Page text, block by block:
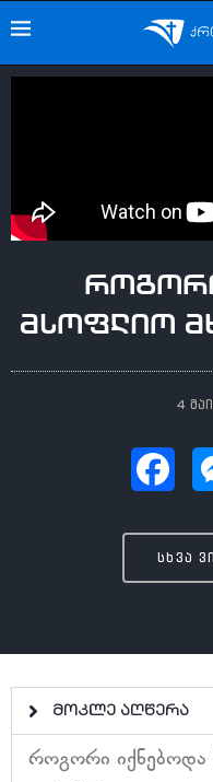
მსოფლიო
4
სხვა
მოკლე აღწერა
როგორი